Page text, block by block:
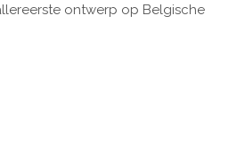
ontwerp op Belgische